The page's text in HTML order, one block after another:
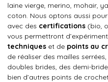
laine vierge, merino, mohair,
coton. Nous optons aussi
avec des certifications (bio,
vous permettront
techniques et de points au
de réaliser des mailles
doubles brides, des demi-
bien d’autres points de